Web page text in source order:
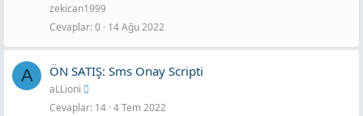
zekican1999
Cevaplar 0 14 Ağu 2022
A ÖN SATIŞ: Sms Onay Scripti
aLLioni
Cevaplar 14 4 Tem 2022